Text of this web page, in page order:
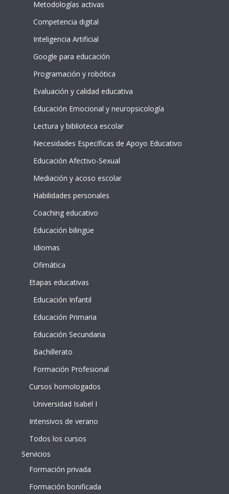
Metodologías activas
Competencia digital
Inteligencia Artificial
Google para educación
Programación y robótica
Evaluación y calidad educativa
Educación Emocional y neuropsicología
Lectura y biblioteca escolar
Necesidades Específicas de Apoyo Educativo
Educación Afectivo-Sexual
Mediación y acoso escolar
Habilidades personales
Coaching educativo
Educación bilingüe
Idiomas
Ofimática
Etapas educativas
Educación Infantil
Educación Primaria
Educación Secundaria
Bachillerato
Formación Profesional
Cursos homologados
Universidad Isabel I
Intensivos de verano
Todos los cursos
Servicios
Formación privada
Formación bonificada